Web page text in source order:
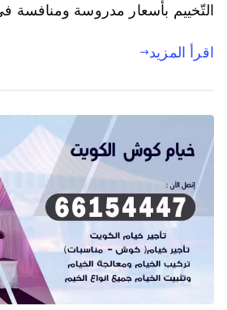
التّخييم بأسعار مدروسة ومنافسة
اقرأ المزيد